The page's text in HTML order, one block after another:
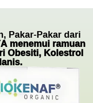
Pakar-Pakar dari
menemui ramuan
Obesiti, Kolestrol